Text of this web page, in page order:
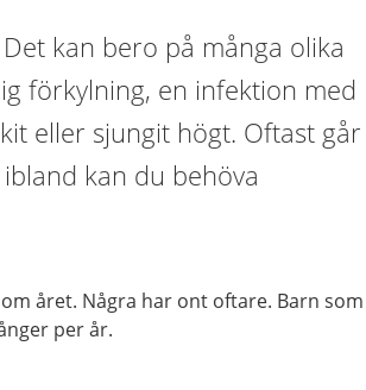
kan bero på många olika
förkylning, en infektion med
eller sjungit högt. Oftast går
kan du behöva
året. Några har ont oftare. Barn
per år.